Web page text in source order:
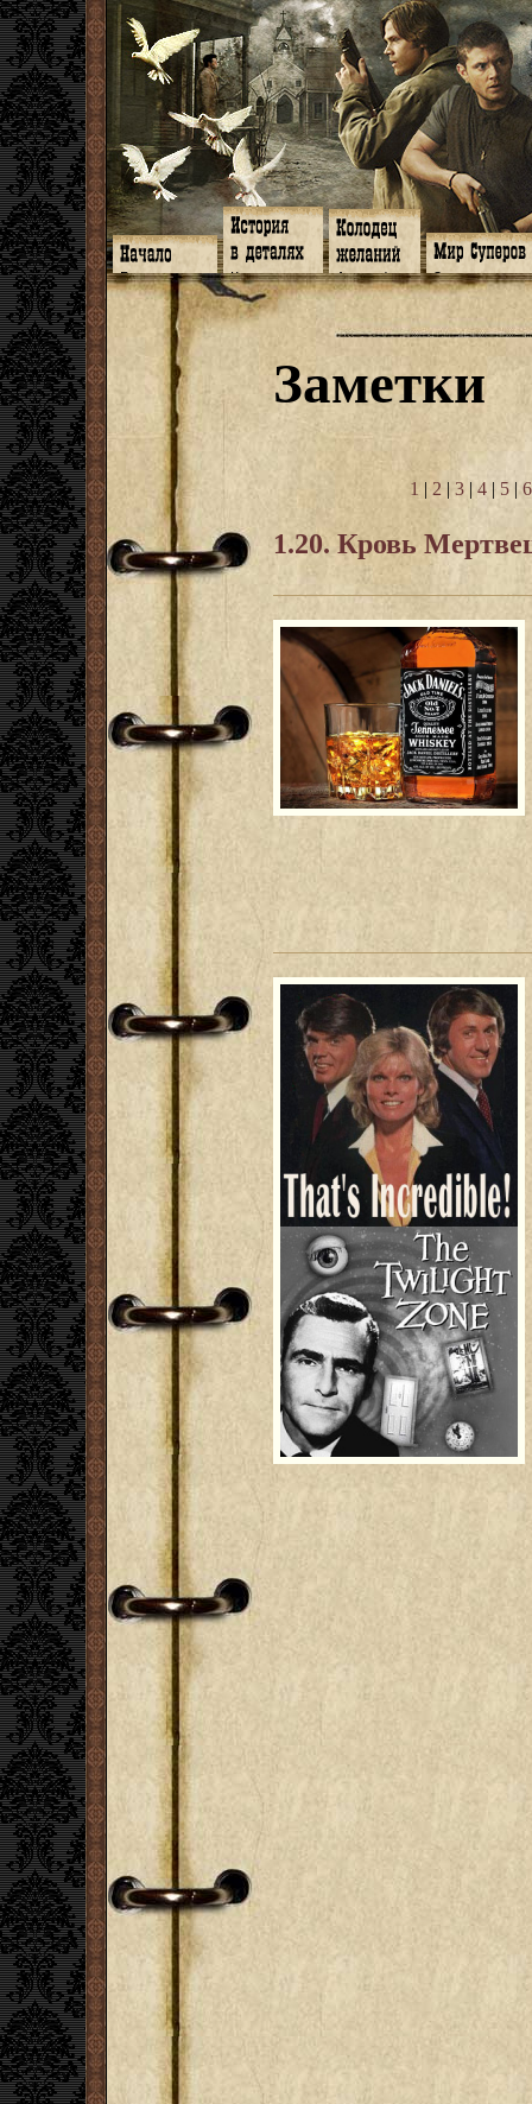
Главная
Программа
Форум
Facebook
Гостевая
Книги
Галереи
Музыка
Видео
Субтитры
Заметки
Мысли
Откровение
Арт-кафе
Игромания
Фанфики
Фанарт
Анекдоты
Передоз
Страшилки
Знакомство
Обитатели
Семейное
Дневник
СИЗО
Суперы от и
Заметки
1 | 2 | 3 | 4 | 5 |6
1.20. Кровь